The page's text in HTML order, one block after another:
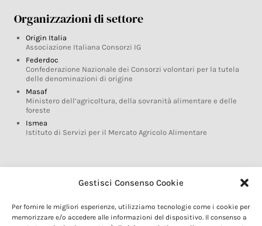
Gestisci Consenso Cookie
Per fornire le migliori esperienze, utilizziamo tecnologie come i cookie per
memorizzare e/o accedere alle informazioni del dispositivo. Il consenso a
Organizzazioni di settore
Origin Italia
Associazione Italiana Consorzi IG
Federdoc
Confederazione Nazionale dei Consorzi volontari per la tutela
delle denominazioni di origine
Masaf
Ministero dell’agricoltura, della sovranità alimentare e delle
foreste
Ismea
Istituto di Servizi per il Mercato Agricolo Alimentare
Glossario DOP IGP
Marchi DOP IGP
Normativa prodotti DOP IGP